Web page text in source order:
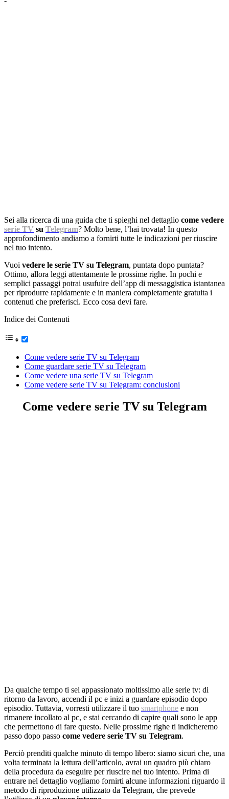
Sei alla ricerca di una guida che ti spieghi nel dettaglio come vedere
serie TV su Telegram? Molto bene, l’hai trovata! In questo
approfondimento andiamo a fornirti tutte le indicazioni per riuscire
nel tuo intento.
Vuoi vedere le serie TV su Telegram, puntata dopo puntata?
Ottimo, allora leggi attentamente le prossime righe. In pochi e
semplici passaggi potrai usufuire dell’app di messaggistica istantanea
per riprodurre rapidamente e in maniera completamente gratuita i
contenuti che preferisci. Ecco cosa devi fare.
Indice dei Contenuti
Come vedere serie TV su Telegram
Come guardare serie TV su Telegram
Come vedere una serie TV su Telegram
Come vedere serie TV su Telegram: conclusioni
Come vedere serie TV su Telegram
Da qualche tempo ti sei appassionato moltissimo alle serie tv: di
ritorno da lavoro, accendi il pc e inizi a guardare episodio dopo
episodio. Tuttavia, vorresti utilizzare il tuo smartphone e non
rimanere incollato al pc, e stai cercando di capire quali sono le app
che permettono di fare questo. Nelle prossime righe ti indicheremo
passo dopo passo come vedere serie TV su Telegram.
Perciò prenditi qualche minuto di tempo libero: siamo sicuri che, una
volta terminata la lettura dell’articolo, avrai un quadro più chiaro
della procedura da eseguire per riuscire nel tuo intento. Prima di
entrare nel dettaglio vogliamo fornirti alcune informazioni riguardo il
metodo di riproduzione utilizzato da Telegram, che prevede